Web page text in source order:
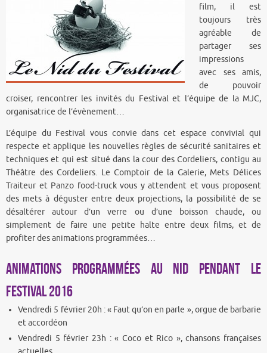
film, il est
toujours très
agréable de
partager ses
impressions
avec ses amis,
de pouvoir
croiser, rencontrer les invités du Festival et l’équipe de la MJC,
organisatrice de l’évènement…
L’équipe du Festival vous convie dans cet espace convivial qui
respecte et applique les nouvelles règles de sécurité sanitaires et
techniques et qui est situé dans la cour des Cordeliers, contigu au
Théâtre des Cordeliers. Le Comptoir de la Galerie, Mets Délices
Traiteur et Panzo food-truck vous y attendent et vous proposent
des mets à déguster entre deux projections, la possibilité de se
désaltérer autour d’un verre ou d’une boisson chaude, ou
simplement de faire une petite halte entre deux films, et de
profiter des animations programmées…
Animations programmées au Nid pendant le
Festival 2016
Vendredi 5 février 20h : « Faut qu’on en parle », orgue de barbarie
et accordéon
Vendredi 5 février 23h : « Coco et Rico », chansons françaises